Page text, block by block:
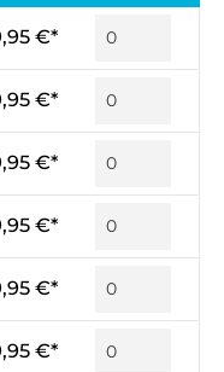
€*
€*
€*
€*
€*
€*